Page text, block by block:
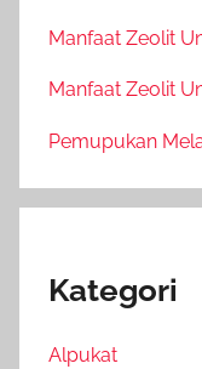
Manfaat Zeolit
Manfaat Zeolit
Pemupukan
Kategori
Alpukat